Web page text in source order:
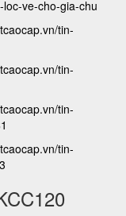
ve-cho-gia-chu
tin-
tin-
tin-
tin-